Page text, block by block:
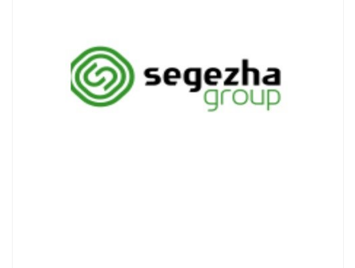
Смотреть проект